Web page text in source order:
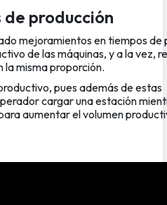
producción
mejoramientos en tiempos de
de las máquinas, y a la vez,
la misma proporción.
pues además de estas
cargar una estación
aumentar el volumen